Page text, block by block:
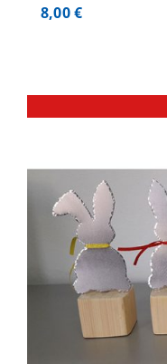
8,00€